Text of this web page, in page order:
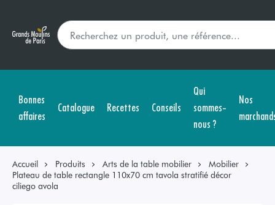
Bonnes
affaires
Catalogue Recettes Conseils
Qui
sommes-
nous ?
Nos
Accueil Produits Arts de la table mobilier
Mobilier
Plateau de table rectangle 110x70 cm tavola stratifié décor
ciliego avola